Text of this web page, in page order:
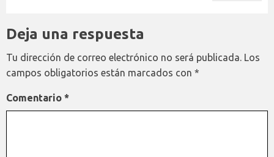
Deja una respuesta
Tu dirección de correo electrónico no será publicada. Los
campos obligatorios están marcados con *
Comentario *